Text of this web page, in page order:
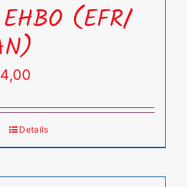
(EFR/
tot
€ 124,00
Details